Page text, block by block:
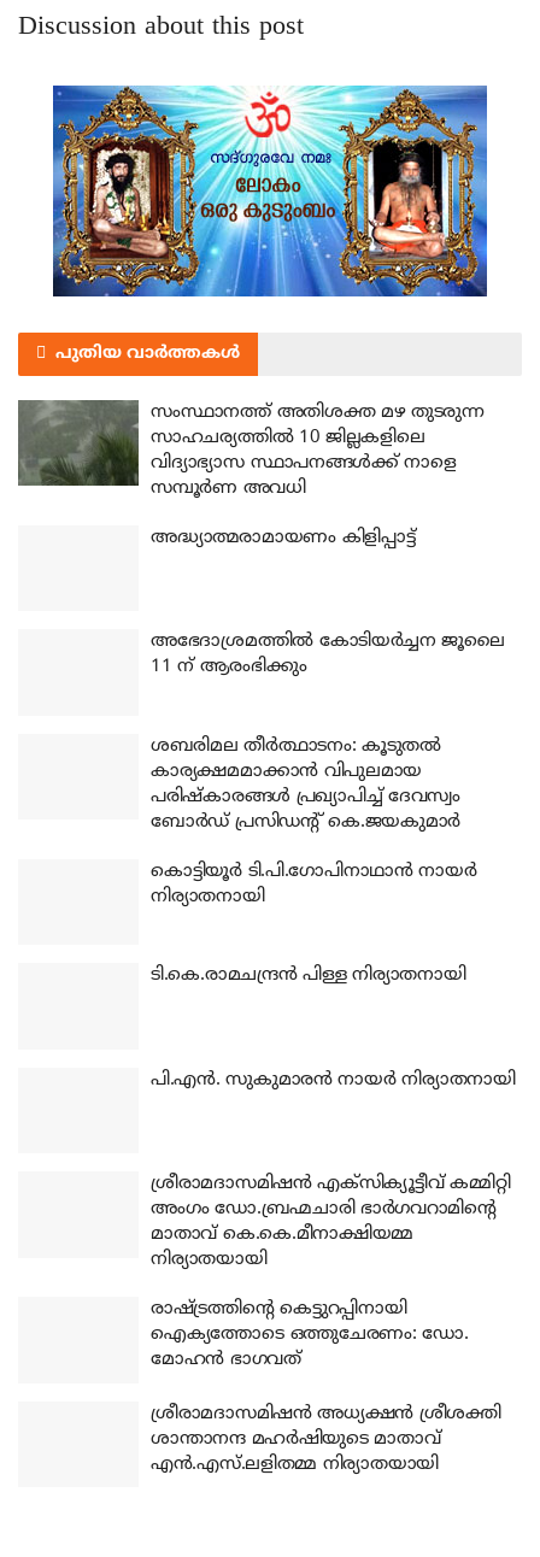
Discussion about this post
പുതിയ വാർത്തകൾ
സംസ്ഥാനത്ത് അതിശക്ത മഴ തുടരുന്ന
സാഹചര്യത്തിൽ 10 ജില്ലകളിലെ
വിദ്യാഭ്യാസ സ്ഥാപനങ്ങൾക്ക് നാളെ
സമ്പൂർണ അവധി
അദ്ധ്യാത്മരാമായണം കിളിപ്പാട്ട്
അഭേദാശ്രമത്തില്‍ കോടിയര്‍ച്ചന ജൂലൈ
11 ന് ആരംഭിക്കും
ശബരിമല തീര്‍ത്ഥാടനം: കൂടുതല്‍
കാര്യക്ഷമമാക്കാന്‍ വിപുലമായ
പരിഷ്‌കാരങ്ങള്‍ പ്രഖ്യാപിച്ച് ദേവസ്വം
ബോര്‍ഡ് പ്രസിഡന്റ് കെ.ജയകുമാര്‍
കൊട്ടിയൂര്‍ ടി.പി.ഗോപിനാഥാന്‍ നായര്‍
നിര്യാതനായി
ടി.കെ.രാമചന്ദ്രന്‍ പിള്ള നിര്യാതനായി
പി.എന്‍. സുകുമാരന്‍ നായര്‍ നിര്യാതനായി
ശ്രീരാമദാസമിഷന്‍ എക്‌സിക്യൂട്ടീവ് കമ്മിറ്റി
അംഗം ഡോ.ബ്രഹ്മചാരി ഭാര്‍ഗവറാമിന്റെ
മാതാവ് കെ.കെ.മീനാക്ഷിയമ്മ
നിര്യാതയായി
രാഷ്ട്രത്തിന്റെ കെട്ടുറപ്പിനായി
ഐക്യത്തോടെ ഒത്തുചേരണം: ഡോ.
മോഹന്‍ ഭാഗവത്
ശ്രീരാമദാസമിഷന്‍ അധ്യക്ഷന്‍ ശ്രീശക്തി
ശാന്താനന്ദ മഹര്‍ഷിയുടെ മാതാവ്
എന്‍.എസ്.ലളിതമ്മ നിര്യാതയായി